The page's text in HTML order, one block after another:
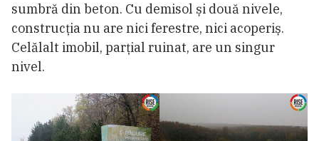
sumbră din beton. Cu demisol și două nivele,
construcția nu are nici ferestre, nici acoperiș.
Celălalt imobil, parțial ruinat, are un singur
nivel.